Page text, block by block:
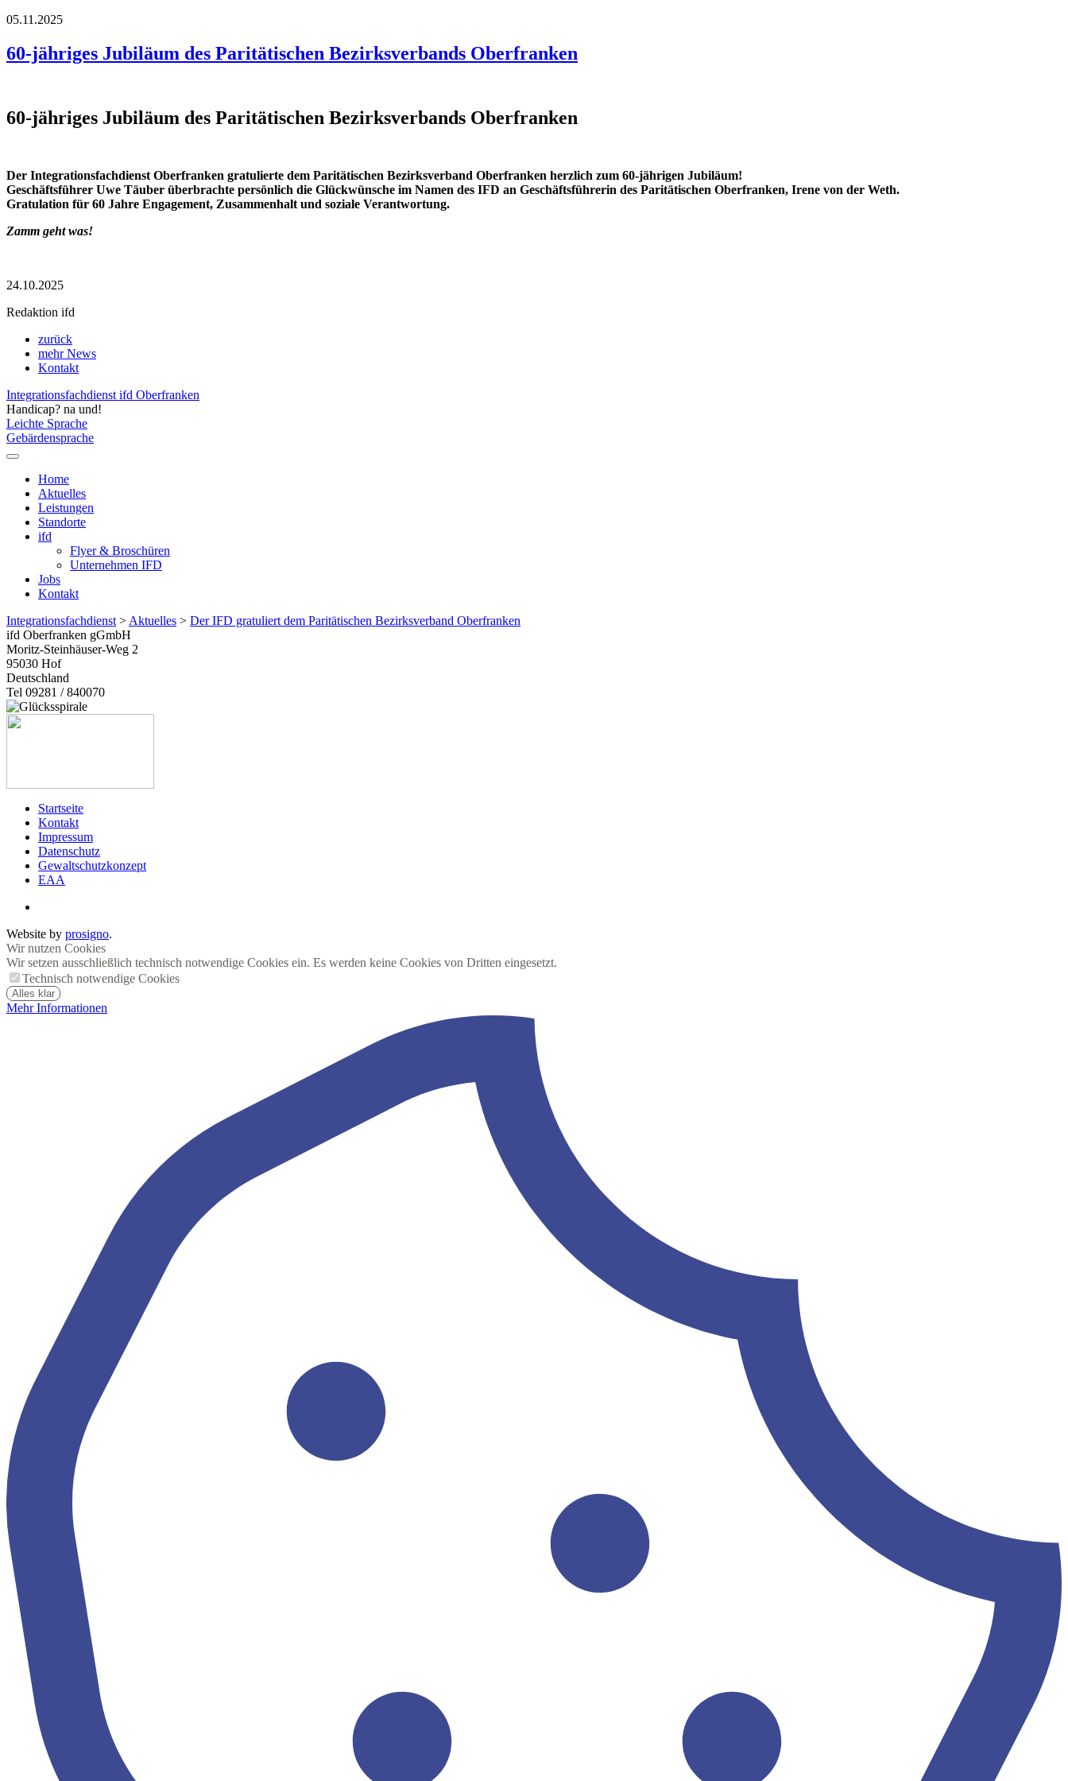
05.11.2025
60-jähriges Jubiläum des Paritätischen Bezirksverbands Oberfranken
60-jähriges Jubiläum des Paritätischen Bezirksverbands Oberfranken
Der Integrationsfachdienst Oberfranken gratulierte dem Paritätischen Bezirksverband Oberfranken herzlich zum 60-jährigen Jubiläum!
Geschäftsführer Uwe Täuber überbrachte persönlich die Glückwünsche im Namen des IFD an Geschäftsführerin des Paritätischen Oberfranken, Irene von der Weth.
Gratulation für 60 Jahre Engagement, Zusammenhalt und soziale Verantwortung.
Zamm geht was!
24.10.2025
Redaktion ifd
zurück
mehr News
Kontakt
Integrationsfachdienst ifd Oberfranken
Handicap? na und!
Leichte Sprache
Gebärdensprache
Home
Aktuelles
Leistungen
Standorte
ifd
Flyer & Broschüren
Unternehmen IFD
Jobs
Kontakt
Integrationsfachdienst > Aktuelles > Der IFD gratuliert dem Paritätischen Bezirksverband Oberfranken
ifd Oberfranken gGmbH
Moritz-Steinhäuser-Weg 2
95030 Hof
Deutschland
Tel 09281 / 840070
Startseite
Kontakt
Impressum
Datenschutz
Gewaltschutzkonzept
EAA
Website by prosigno.
Wir nutzen Cookies
Wir setzen ausschließlich technisch notwendige Cookies ein. Es werden keine Cookies von Dritten eingesetzt.
Technisch notwendige Cookies
Alles klar
Mehr Informationen